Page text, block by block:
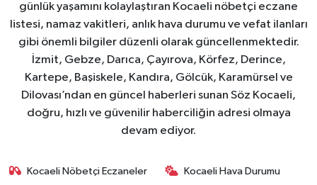
günlük yaşamını kolaylaştıran Kocaeli nöbetçi eczane
listesi, namaz vakitleri, anlık hava durumu ve vefat ilanları
gibi önemli bilgiler düzenli olarak güncellenmektedir.
İzmit, Gebze, Darıca, Çayırova, Körfez, Derince,
Kartepe, Başiskele, Kandıra, Gölcük, Karamürsel ve
Dilovası’ndan en güncel haberleri sunan Söz Kocaeli,
doğru, hızlı ve güvenilir haberciliğin adresi olmaya
devam ediyor.
Kocaeli Nöbetçi Eczaneler Kocaeli Hava Durumu